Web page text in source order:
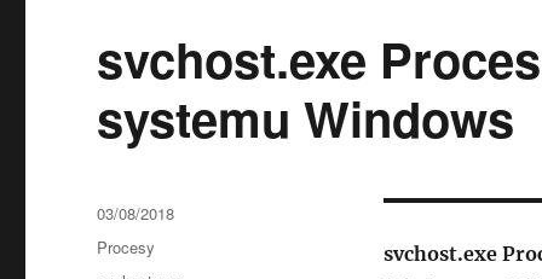
svchost.exe
systemu Windows
svchost.exe
Data
publikacji
03/08/2018
Kategorie
Procesy